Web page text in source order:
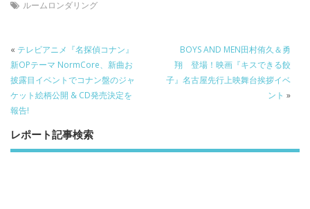
e
o
o
k
itte
o
ルームロンダリング
« テレビアニメ『名探偵コナン』
新OPテーマ NormCore、新曲お
披露目イベントでコナン盤のジャ
ケット絵柄公開 & CD発売決定を
報告!
BOYS AND MEN田村侑久＆勇
翔 登場！映画『キスできる餃
子』名古屋先行上映舞台挨拶イベ
ント »
レポート記事検索